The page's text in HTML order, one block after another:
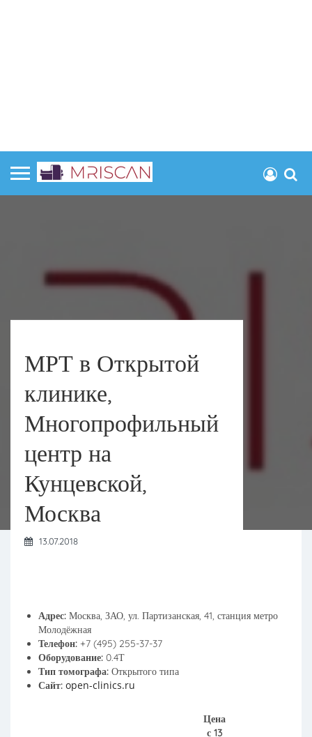
МРТ в Открытой
клинике,
Многопрофильный
центр на
Кунцевской,
Москва
13.07.2018
Адрес: Москва, ЗАО, ул. Партизанская, 41, станция метро
Молодёжная
Телефон: +7 (495) 255-37-37
Оборудование: 0.4Т
Тип томографа: Открытого типа
Сайт: open-clinics.ru
Цена
с 13